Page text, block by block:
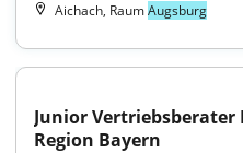
Aichach, RaumAugsburg
Junior
Region Bayern